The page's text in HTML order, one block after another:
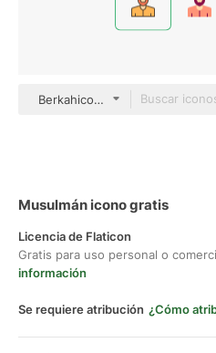
Berkahicon Lineal Color
Musulmán icono gratis
Licencia de Flaticon
Gratis para uso personal o
información
Se requiere atribución ¿Cómo